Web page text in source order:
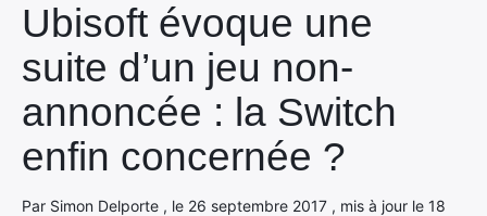
Ubisoft évoque une
suite d’un jeu non-
annoncée : la Switch
enfin concernée ?
Par Simon Delporte , le 26 septembre 2017 , mis à jour le 18